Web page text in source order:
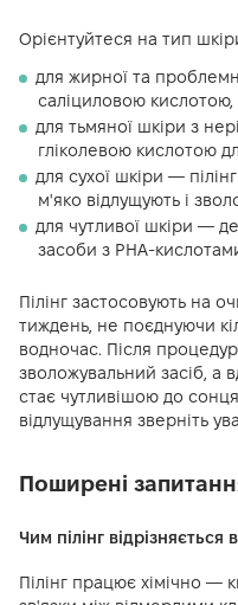
Орієнтуйтеся на тип
для жирної та
саліциловою
для тьмяної шкіри з
гліколевою кислотою
для сухої шкіри —
м'яко відлущують і
для чутливої шкіри —
засоби з PHA-
Пілінг застосовують на
тиждень, не поєднуючи
водночас. Після
зволожувальний засіб, а
стає чутливішою до
відлущування зверніть
Поширені
Чим пілінг відрізняється
Пілінг працює хімічно —